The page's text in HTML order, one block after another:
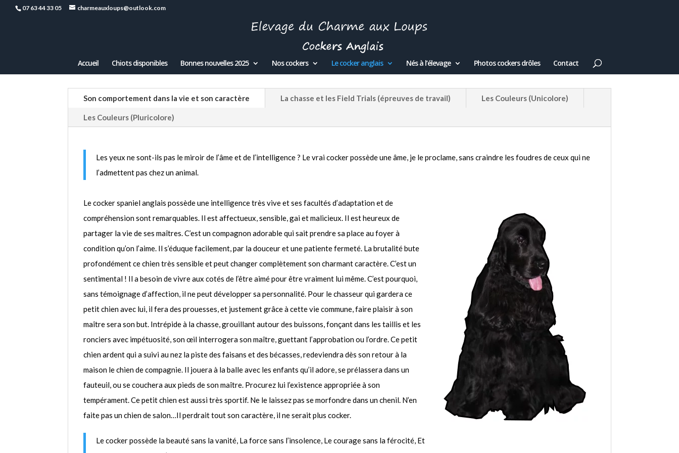
07 63 44 33 05 charmeauxloups@outlook.com
Accueil Chiots disponibles Bonnes nouvelles 2025 Nos cockers Le cocker anglais Nés à l’élevage Photos cockers drôles Contact
Son comportement dans la vie et son caractère La chasse et les Field Trials (épreuves de travail) Les Couleurs (Unicolore)
Les Couleurs (Pluricolore)
Les yeux ne sont-ils pas le miroir de l’âme et de l’intelligence ? Le vrai cocker possède une âme, je le proclame, sans craindre les foudres de ceux qui ne
l’admettent pas chez un animal.
Le cocker spaniel anglais possède une intelligence très vive et ses facultés d’adaptation et de
compréhension sont remarquables. Il est affectueux, sensible, gai et malicieux. Il est heureux de
partager la vie de ses maîtres. C’est un compagnon adorable qui sait prendre sa place au foyer à
condition qu’on l’aime. Il s’éduque facilement, par la douceur et une patiente fermeté. La brutalité bute
profondément ce chien très sensible et peut changer complètement son charmant caractère. C’est un
sentimental ! Il a besoin de vivre aux cotés de l’être aimé pour être vraiment lui même. C’est pourquoi,
sans témoignage d’affection, il ne peut développer sa personnalité. Pour le chasseur qui gardera ce
petit chien avec lui, il fera des prouesses, et justement grâce à cette vie commune, faire plaisir à son
maître sera son but. Intrépide à la chasse, grouillant autour des buissons, fonçant dans les taillis et les
ronciers avec impétuosité, son œil interrogera son maître, guettant l’approbation ou l’ordre. Ce petit
chien ardent qui a suivi au nez la piste des faisans et des bécasses, redeviendra dès son retour à la
maison le chien de compagnie. Il jouera à la balle avec les enfants qu’il adore, se prélassera dans un
fauteuil, ou se couchera aux pieds de son maître. Procurez lui l’existence appropriée à son
tempérament. Ce petit chien est aussi très sportif. Ne le laissez pas se morfondre dans un chenil. N’en
faite pas un chien de salon…Il perdrait tout son caractère, il ne serait plus cocker.
Le cocker possède la beauté sans la vanité, La force sans l’insolence, Le courage sans la férocité, Et